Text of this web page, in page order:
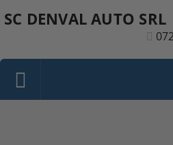
SC DENVAL AUTO SRL